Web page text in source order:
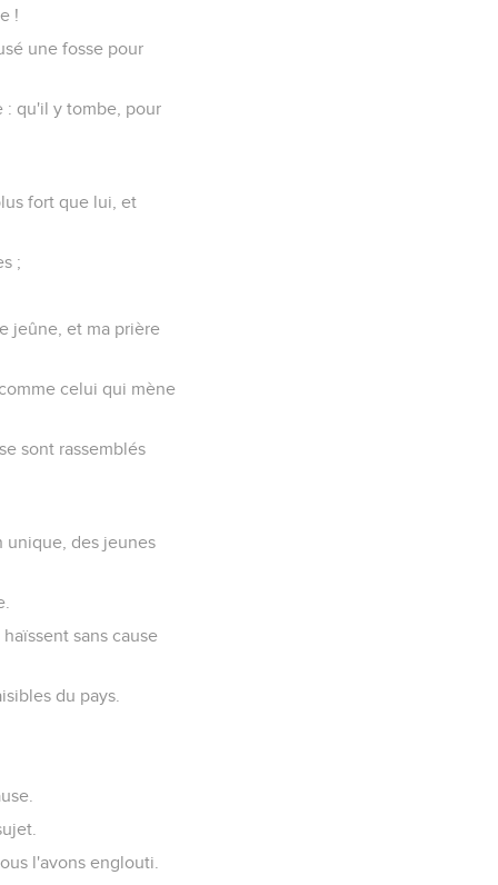
!
une fosse pour
: qu'il y tombe, pour
fort que lui, et
;
jeûne, et ma prière
celui qui mène
sont rassemblés
unique, des jeunes
sans cause
du pays.
l'avons englouti.